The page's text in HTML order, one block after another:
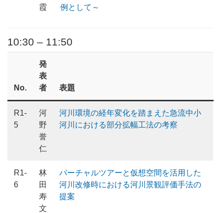
霞
例として～
10:30 – 11:50
No.
発
表
者
表題
R1-
5
河
野
誉
仁
河川環境の経年変化を踏まえた急流中小
河川における部分拡幅工法の考察
R1-
6
林
田
寿
文
バーチャルツアーと仮想空間を活用した
河川改修時における河川景観評価手法の
提案